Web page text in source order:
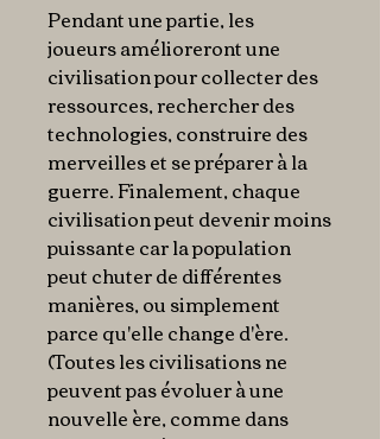
Pendant une partie, les
joueurs amélioreront une
civilisation pour collecter des
ressources, rechercher des
technologies, construire des
merveilles et se préparer à la
guerre. Finalement, chaque
civilisation peut devenir moins
puissante car la population
peut chuter de différentes
manières, ou simplement
parce qu'elle change d'ère.
(Toutes les civilisations ne
peuvent pas évoluer à une
nouvelle ère, comme dans